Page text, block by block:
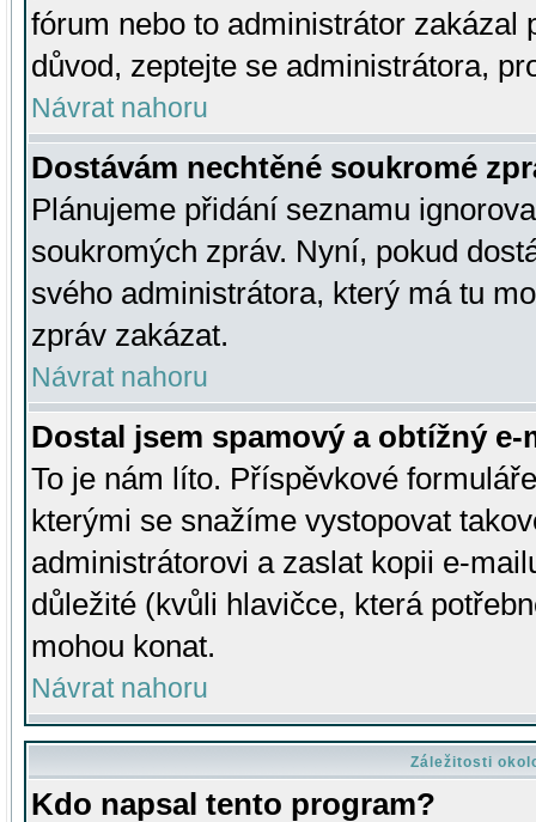
fórum nebo to administrátor zakázal
důvod, zeptejte se administrátora,
Návrat nahoru
Dostávám nechtěné soukromé
Plánujeme přidání seznamu
soukromých zpráv. Nyní, pokud
svého administrátora, který má tu
zpráv zakázat.
Návrat nahoru
Dostal jsem spamový a obtížný
To je nám líto. Příspěvkové
kterými se snažíme vystopovat
administrátorovi a zaslat kopii e-
důležité (kvůli hlavičce, která
mohou konat.
Návrat nahoru
Záležitosti
Kdo napsal tento program?